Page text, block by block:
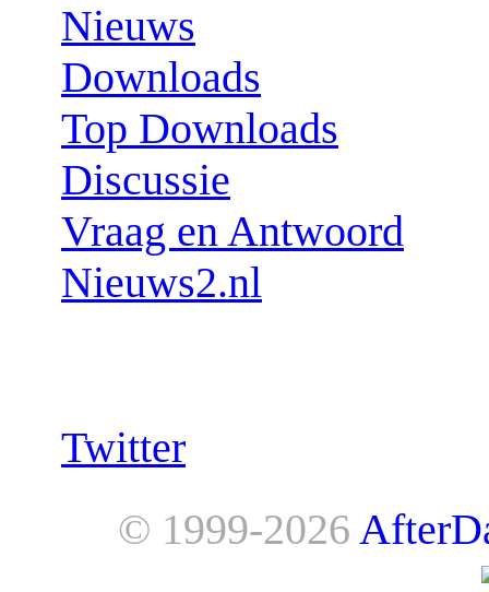
Nieuws
Downloads
Top Downloads
Discussie
Vraag en Antwoord
Nieuws2.nl
Twitter
© 1999-2026